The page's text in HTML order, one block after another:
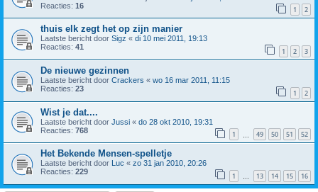
Reacties: 16 1 2
thuis elk zegt het op zijn manier
Laatste bericht door Sigz « di 10 mei 2011, 19:13
Reacties: 41 1 2 3
De nieuwe gezinnen
Laatste bericht door Crackers « wo 16 mar 2011, 11:15
Reacties: 23 1 2
Wist je dat....
Laatste bericht door Jussi « do 28 okt 2010, 19:31
Reacties: 768 1 49 50 51 52
Het Bekende Mensen-spelletje
Laatste bericht door Luc « zo 31 jan 2010, 20:26
Reacties: 229 1 … 13 14 15 16